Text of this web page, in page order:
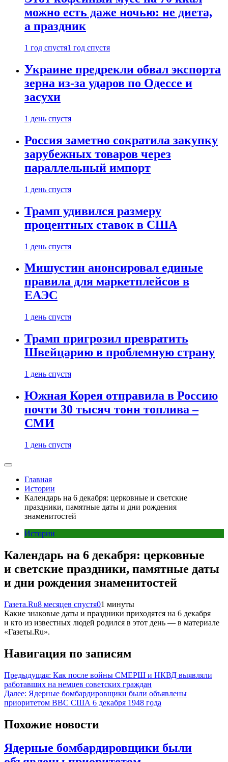
можно есть даже ночью: не диета,
а праздник
1 год спустя1 год спустя
Украине предрекли обвал экспорта
зерна из-за ударов по Одессе и
засухи
1 день спустя
Россия заметно сократила закупку
зарубежных товаров через
параллельный импорт
1 день спустя
Трамп удивился размеру
процентных ставок в США
1 день спустя
Мишустин анонсировал единые
правила для маркетплейсов в
ЕАЭС
1 день спустя
Трамп пригрозил превратить
Швейцарию в проблемную страну
1 день спустя
Южная Корея отправила в Россию
почти 30 тысяч тонн топлива –
СМИ
1 день спустя
Главная
Истории
Календарь на 6 декабря: церковные и светские
праздники, памятные даты и дни рождения
знаменитостей
Истории
Календарь на 6 декабря: церковные
и светские праздники, памятные даты
и дни рождения знаменитостей
Газета.Ru8 месяцев спустя01 минуты
Какие знаковые даты и праздники приходятся на 6 декабря
и кто из известных людей родился в этот день — в материале
«Газеты.Ru».
Навигация по записям
Предыдущая: Как после войны СМЕРШ и НКВД выявляли
работавших на немцев советских граждан
Далее: Ядерные бомбардировщики были объявлены
приоритетом ВВС США 6 декабря 1948 года
Похожие новости
Ядерные бомбардировщики были